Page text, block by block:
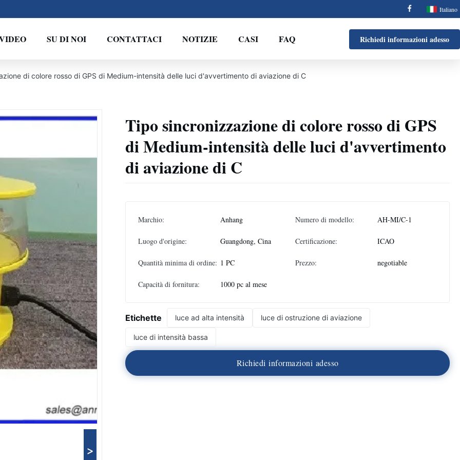
Italiano
SU DI NOI CONTATTACI NOTIZIE CASI FAQ Richiedi informazioni adesso
di colore rosso di GPS di Medium-intensità delle luci d'avvertimento di aviazione di C
>
Tipo sincronizzazione di colore rosso di GPS
di Medium-intensità delle luci d'avvertimento
di aviazione di C
Marchio: Anhang Numero di modello: AH-MI/C-1
Luogo d'origine: Guangdong, Cina Certificazione: ICAO
Quantità minima di ordine: 1 PC Prezzo: negotiable
Capacità di fornitura: 1000 pc al mese
Etichette luce ad alta intensità luce di ostruzione di aviazione
luce di intensità bassa
Richiedi informazioni adesso